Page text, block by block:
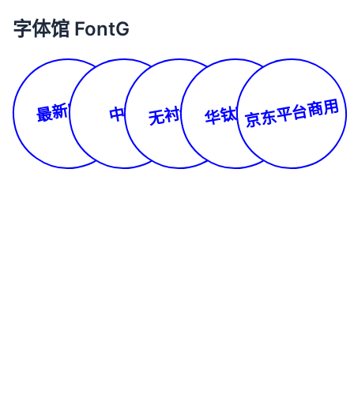
字体馆 FontG
最新字体 中文 无衬线体华钛字库京东平台商用